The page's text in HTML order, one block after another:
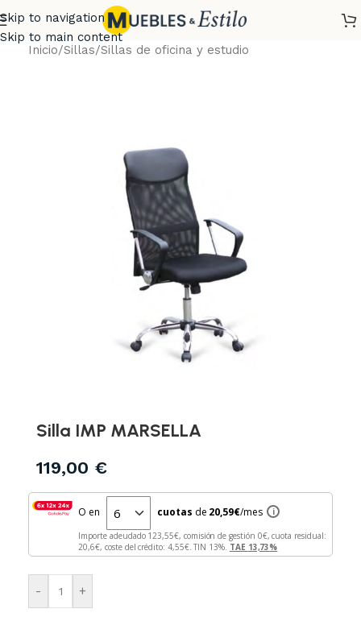
Skip to navigation
Skip to main content
Inicio/Sillas/Sillas de oficina y estudio
Silla IMP MARSELLA
119,00 €
O en cuotas de 20,59€/mes i
Importe adeudado 123,55 €, comisión de gestión 0
€, cuota residual:
20,6
€, coste del crédito: 4,55€. TIN 13%. TAE 13,73%
- +